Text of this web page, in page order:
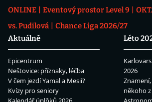
ONLINE
Eventový prostor Level 9
vs. Pudilová
Chance Liga 2026/27
Aktuálně
Epicentrum
Neštovice: příznaky, léčba
V čem jezdí Yamal a Mesii?
Kvízy pro seniory
Léto
2026
někoho